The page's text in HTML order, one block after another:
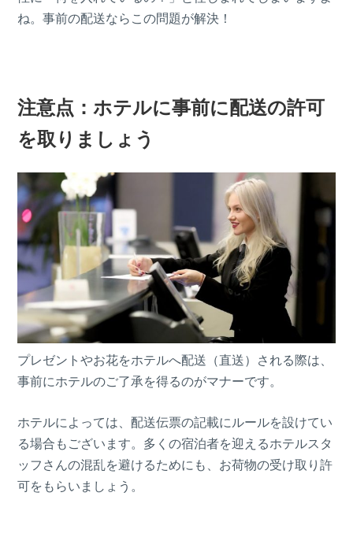
ね。事前の配送ならこの問題が解決！
注意点：ホテルに事前に配送の許可
を取りましょう
プレゼントやお花をホテルへ配送（直送）される際は、
事前にホテルのご了承を得るのがマナーです。
ホテルによっては、配送伝票の記載にルールを設けてい
る場合もございます。多くの宿泊者を迎えるホテルスタ
ッフさんの混乱を避けるためにも、お荷物の受け取り許
可をもらいましょう。